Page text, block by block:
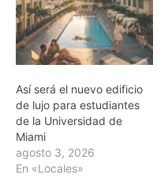
Así será el nuevo edificio
de lujo para estudiantes
de la Universidad de
Miami
agosto 3, 2026
En «Locales»